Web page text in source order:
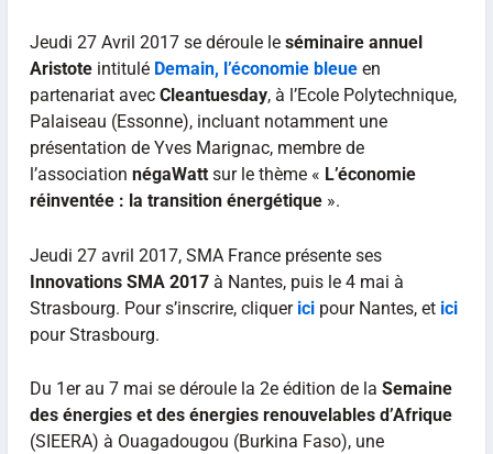
Jeudi 27 Avril 2017 se déroule le séminaire annuel
Aristoteintitulé Demain, l’économie bleueen
partenariat avec Cleantuesday, à l’Ecole Polytechnique,
Palaiseau (Essonne), incluant notamment une
présentation de Yves Marignac, membre de
l’association négaWattsur le thème « L’économie
réinventée : la transition énergétique».
Jeudi 27 avril 2017, SMA France présente ses
Innovations SMA 2017à Nantes, puis le 4 mai à
Strasbourg. Pour s’inscrire, cliquer icipour Nantes, et ici
pour Strasbourg.
Du 1er au 7 mai se déroule la 2e édition de la Semaine
des énergies et des énergies renouvelables d’Afrique
(SIEERA) à Ouagadougou (Burkina Faso), une